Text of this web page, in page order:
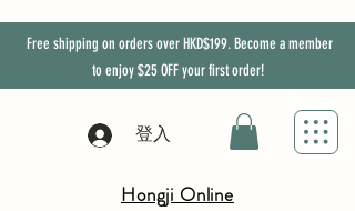
Free shipping on orders over HKD$199. Become a member
to enjoy$25 OFFyour first order!
登入
Hongji Online